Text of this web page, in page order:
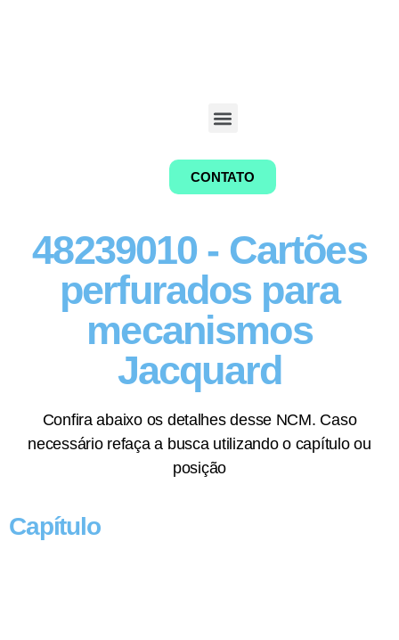
CONTATO
48239010 - Cartões
perfurados para
mecanismos
Jacquard
Confira abaixo os detalhes desse NCM. Caso
necessário refaça a busca utilizando o capítulo ou
posição
Capítulo